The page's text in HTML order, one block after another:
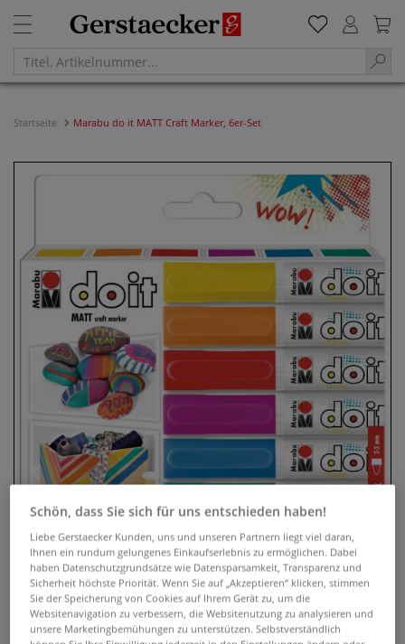
Startseite Marabu do it MATT Craft Marker, 6er-Set
Marabu do it MATT Craft Marker,
6er-Set
Schön, dass Sie sich für uns entschieden haben!
Liebe Gerstaecker Kunden, uns und unseren Partnern liegt viel daran,
Ihnen ein rundum gelungenes Einkaufserlebnis zu ermöglichen. Dabei
haben Datenschutzgrundsätze wie Datensparsamkeit, Transparenz und
Sicherheit höchste Priorität. Wenn Sie auf „Akzeptieren“ klicken, stimmen
Sie der Speicherung von Cookies auf Ihrem Gerät zu, um die
Websitenavigation zu verbessern, die Websitenutzung zu analysieren und
unsere Marketingbemühungen zu unterstützen. Selbstverständlich